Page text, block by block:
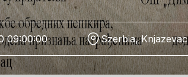
09:00:00 Szerbia, Knjazevac